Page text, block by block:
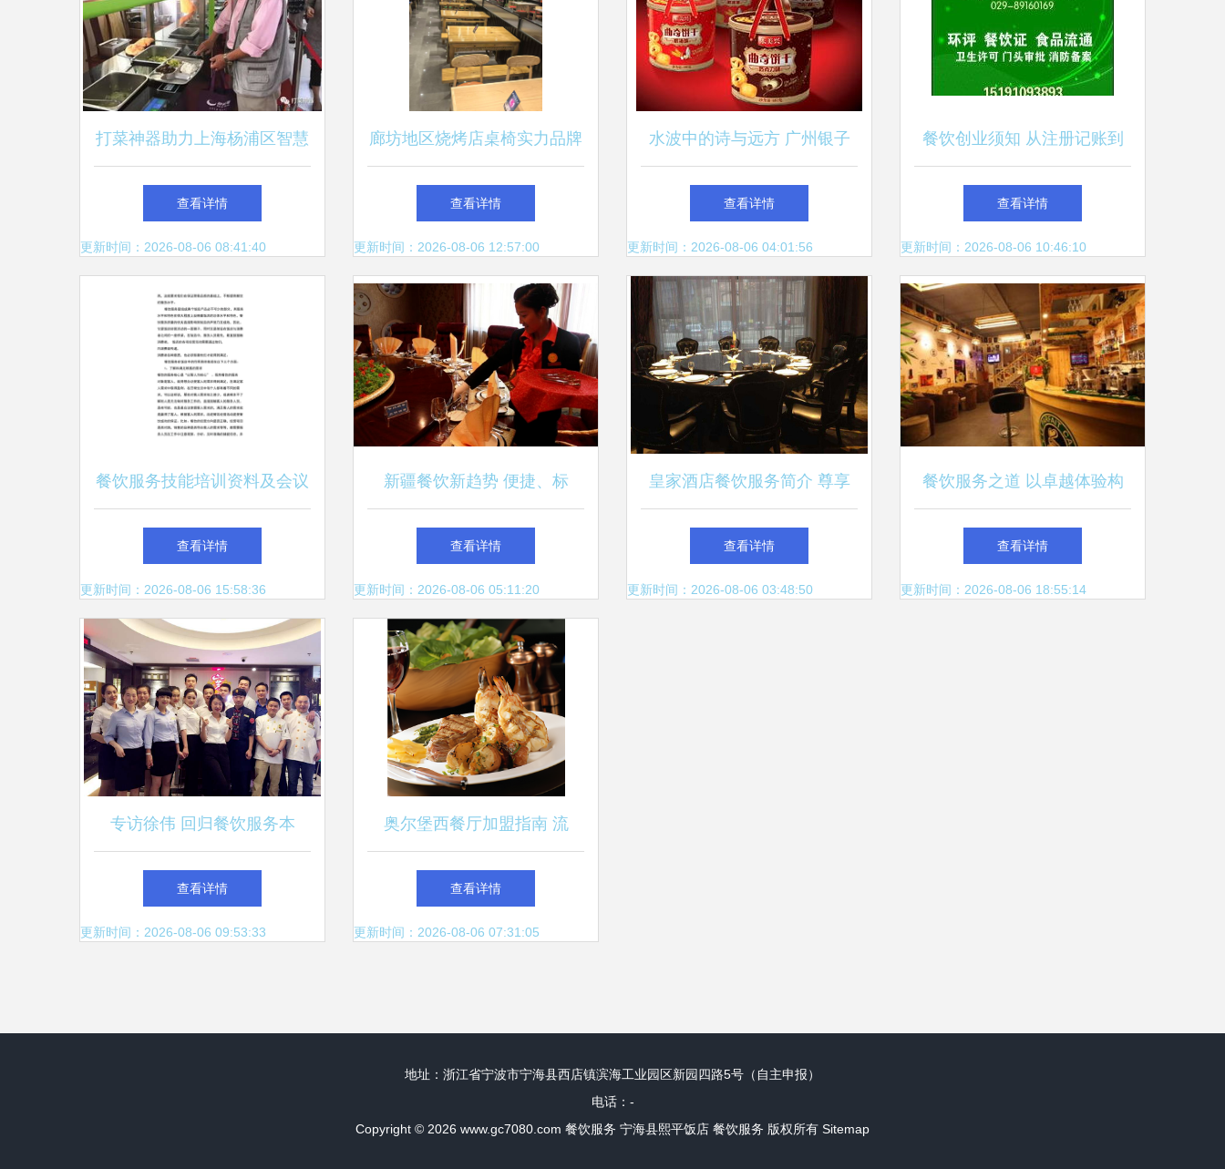
打菜神器助力上海杨浦区智慧
居家养老餐饮服务
查看详情
更新时间：2026-08-06 08:41:40
廊坊地区烧烤店桌椅实力品牌
推荐指南
查看详情
更新时间：2026-08-06 12:57:00
水波中的诗与远方 广州银子
弹包装设计如何引领饮料视觉
革命
查看详情
更新时间：2026-08-06 04:01:56
餐饮创业须知 从注册记账到
许可证办理的全流程指南
查看详情
更新时间：2026-08-06 10:46:10
餐饮服务技能培训资料及会议
记录 提升服务质量与客户体
验
查看详情
更新时间：2026-08-06 15:58:36
新疆餐饮新趋势 便捷、标
准、服务、智能四维驱动行业
变革
查看详情
更新时间：2026-08-06 05:11:20
皇家酒店餐饮服务简介 尊享
非凡味觉之旅
查看详情
更新时间：2026-08-06 03:48:50
餐饮服务之道 以卓越体验构
筑顾客粘性
查看详情
更新时间：2026-08-06 18:55:14
专访徐伟 回归餐饮服务本
质，以创新产品预见未来
查看详情
更新时间：2026-08-06 09:53:33
奥尔堡西餐厅加盟指南 流
程、费用与餐饮服务全解析
查看详情
更新时间：2026-08-06 07:31:05
地址：浙江省宁波市宁海县西店镇滨海工业园区新园四路5号（自主申报）
电话：-
Copyright © 2026 www.gc7080.com 餐饮服务 宁海县熙平饭店 餐饮服务 版权所有 Sitemap